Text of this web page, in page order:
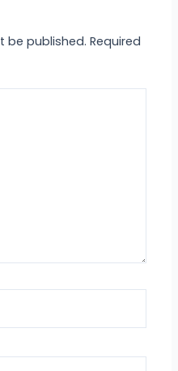
be published. Required